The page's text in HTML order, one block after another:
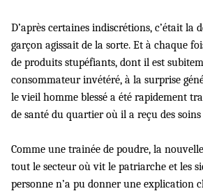
D’après certaines indiscrétions, c’était la
garçon agissait de la sorte. Et à chaque
de produits stupéfiants, dont il est
consommateur invétéré, à la surprise
le vieil homme blessé a été rapidement
de santé du quartier où il a reçu des
Comme une trainée de poudre, la
tout le secteur où vit le patriarche et les
personne n’a pu donner une explication